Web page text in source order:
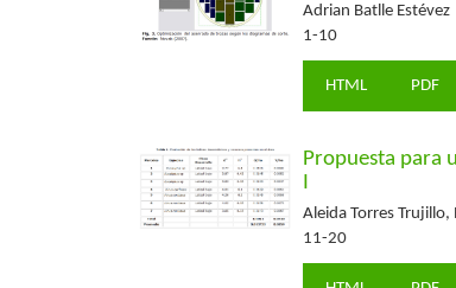
Adrian Batlle Estévez
1-10
HTML PDF
Propuesta para
Aleida Torres Trujillo,
11-20